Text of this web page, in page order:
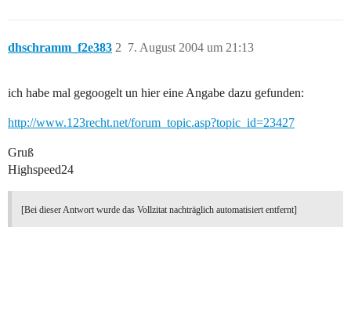
dhschramm_f2e383 7. August 2004 um 21:13
2
ich habe mal gegoogelt un hier eine Angabe dazu gefunden:
http://www.123recht.net/forum_topic.asp?topic_id=23427
Gruß
Highspeed24
[Bei dieser Antwort wurde das Vollzitat nachträglich automatisiert entfernt]